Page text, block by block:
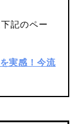
記のペー
実感！今流